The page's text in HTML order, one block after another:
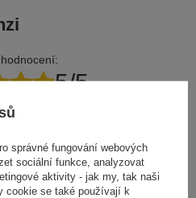
5/5
správné fungování webových
sociální funkce, analyzovat
aktivity - jak my, tak naši
cookie se také používají k